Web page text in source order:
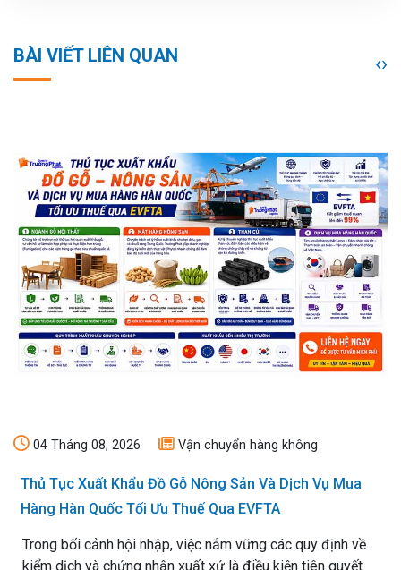
BÀI VIẾT LIÊN QUAN
04 Tháng 08, 2026 Vận chuyển hàng không
Thủ Tục Xuất Khẩu Đồ Gỗ Nông Sản Và Dịch Vụ Mua
Hàng Hàn Quốc Tối Ưu Thuế Qua EVFTA
Trong bối cảnh hội nhập, việc nắm vững các quy định về
kiểm dịch và chứng nhận xuất xứ là điều kiện tiên quyết
‹›